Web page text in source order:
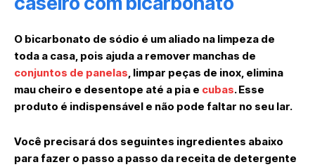
O bicarbonato de sódio é um aliado na limpeza de
toda a casa, pois ajuda a remover manchas de
conjuntos de panelas, limpar peças de inox, elimina
mau cheiro e desentope até a pia e cubas. Esse
produto é indispensável e não pode faltar no seu lar.
Você precisará dos seguintes ingredientes abaixo
para fazer o passo a passo da receita de detergente